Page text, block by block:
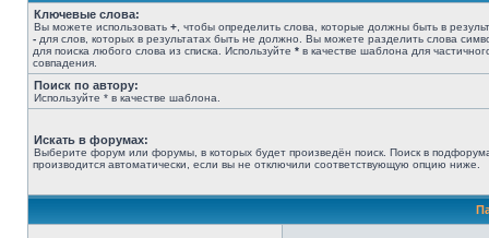
Ключевые слова:
Вы можете использовать + , чтобы определить слова, которые должны быть в
- для слов, которых в результатах быть не должно. Вы можете разделить слова
для поиска любого слова из списка. Используйте * в качестве шаблона для
совпадения.
Поиск по автору:
Используйте * в качестве шаблона.
Искать в форумах:
Выберите форум или форумы, в которых будет произведён поиск. Поиск в
производится автоматически, если вы не отключили соответствующую опцию ниже.